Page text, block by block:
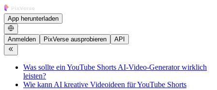
App herunterladen
Anmelden PixVerse ausprobieren API
Was sollte ein YouTube Shorts AI-Video-Generator wirklich
leisten?
Wie kann AI kreative Videoideen für YouTube Shorts